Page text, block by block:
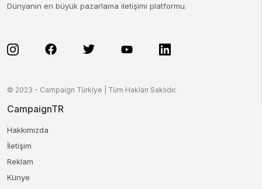
Dünyanın en büyük pazarlama iletişimi platformu.
© 2023 - Campaign Türkiye | Tüm Hakları Saklıdır.
CampaignTR
Hakkımızda
İletişim
Reklam
Künye